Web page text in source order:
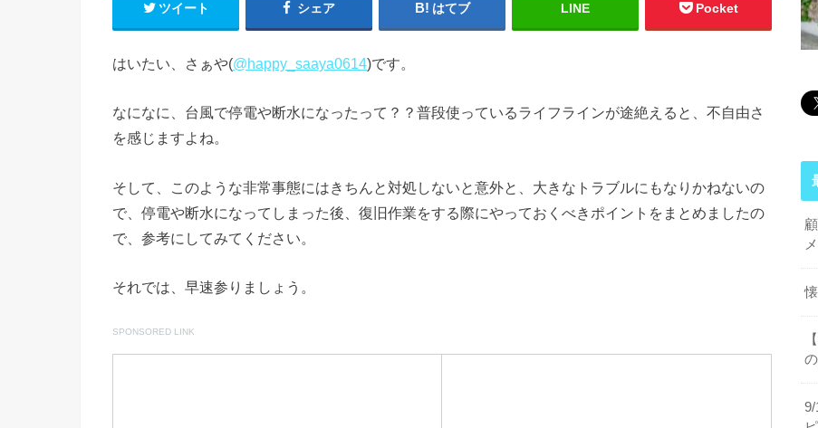
ツイート シェア はてブ LINE Pocket
はいたい、さぁや(@happy_saaya0614)です。
なになに、台風で停電や断水になったって？？普段使っているライフラインが途絶えると、不自由さ
を感じますよね。
そして、このような非常事態にはきちんと対処しないと意外と、大きなトラブルにもなりかねないの
で、停電や断水になってしまった後、復旧作業をする際にやっておくべきポイントをまとめましたの
で、参考にしてみてください。
それでは、早速参りましょう。
SPONSORED LINK